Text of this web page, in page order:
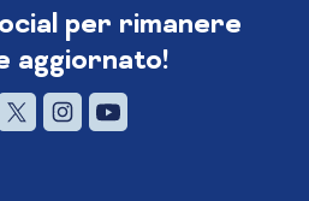
per rimanere
aggiornato!